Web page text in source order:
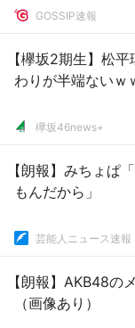
GOSSIP速報
【欅坂2期生】松
わりが半端ないｗ
欅坂46news+
【朗報】みちょぱ
もんだから」
芸能人ニュース速報
【朗報】AKB48
（画像あり）